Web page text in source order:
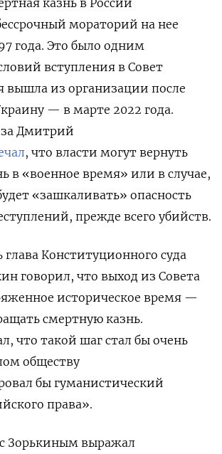
мораторий на нее
года. Это было одним
вступления в Совет
вышла из организации после
— в марте 2022 года.
Дмитрий
, что власти могут вернуть
в «военное время» или в случае,
«зашкаливать» опасность
прежде всего убийств.
глава Конституционного суда
говорил, что выход из Совета
историческое время —
смертную казнь.
что такой шаг стал бы очень
обществу
бы гуманистический
права».
Зорькиным выражал